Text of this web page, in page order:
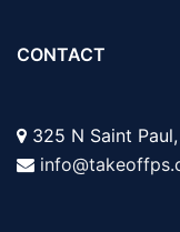
CONTACT
325 N Saint